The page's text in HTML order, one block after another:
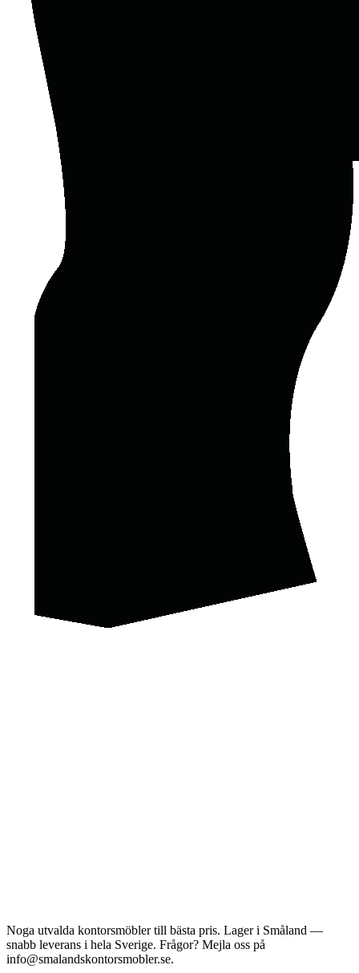
Noga utvalda kontorsmöbler till bästa pris. Lager i Småland —
snabb leverans i hela Sverige. Frågor? Mejla oss på
info@smalandskontorsmobler.se.